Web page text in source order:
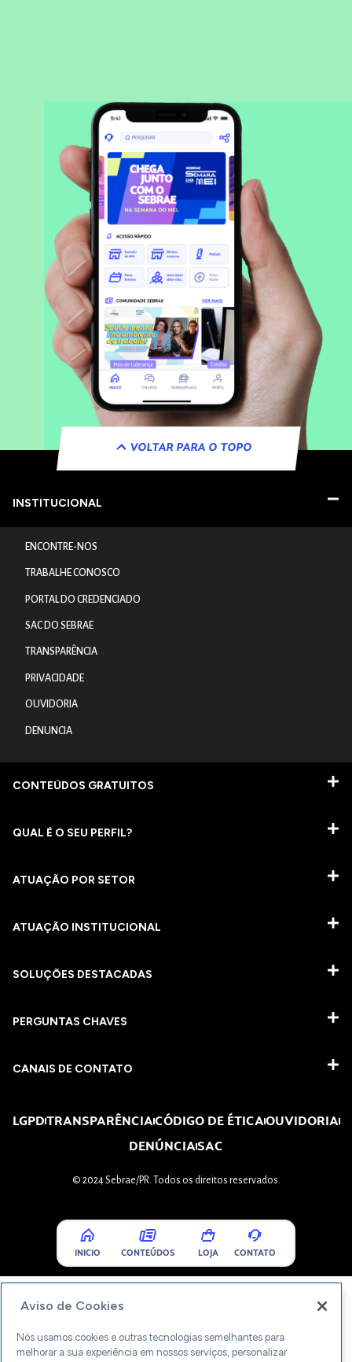
VOLTAR PARA O TOPO
INSTITUCIONAL
ENCONTRE-NOS
TRABALHE CONOSCO
PORTAL DO CREDENCIADO
SAC DO SEBRAE
TRANSPARÊNCIA
PRIVACIDADE
OUVIDORIA
DENUNCIA
CONTEÚDOS GRATUITOS
QUAL É O SEU PERFIL?
ATUAÇÃO POR SETOR
ATUAÇÃO INSTITUCIONAL
SOLUÇÕES DESTACADAS
PERGUNTAS CHAVES​
CANAIS DE CONTATO
LGPDTRANSPARÊNCIACÓDIGO DE ÉTICAOUVIDORIA
DENÚNCIASAC
© 2024 Sebrae/PR. Todos os direitos reservados.
INICIO CONTEÚDOS LOJA CONTATO
Aviso de Cookies
Nós usamos cookies e outras tecnologias semelhantes para
melhorar a sua experiência em nossos serviços, personalizar